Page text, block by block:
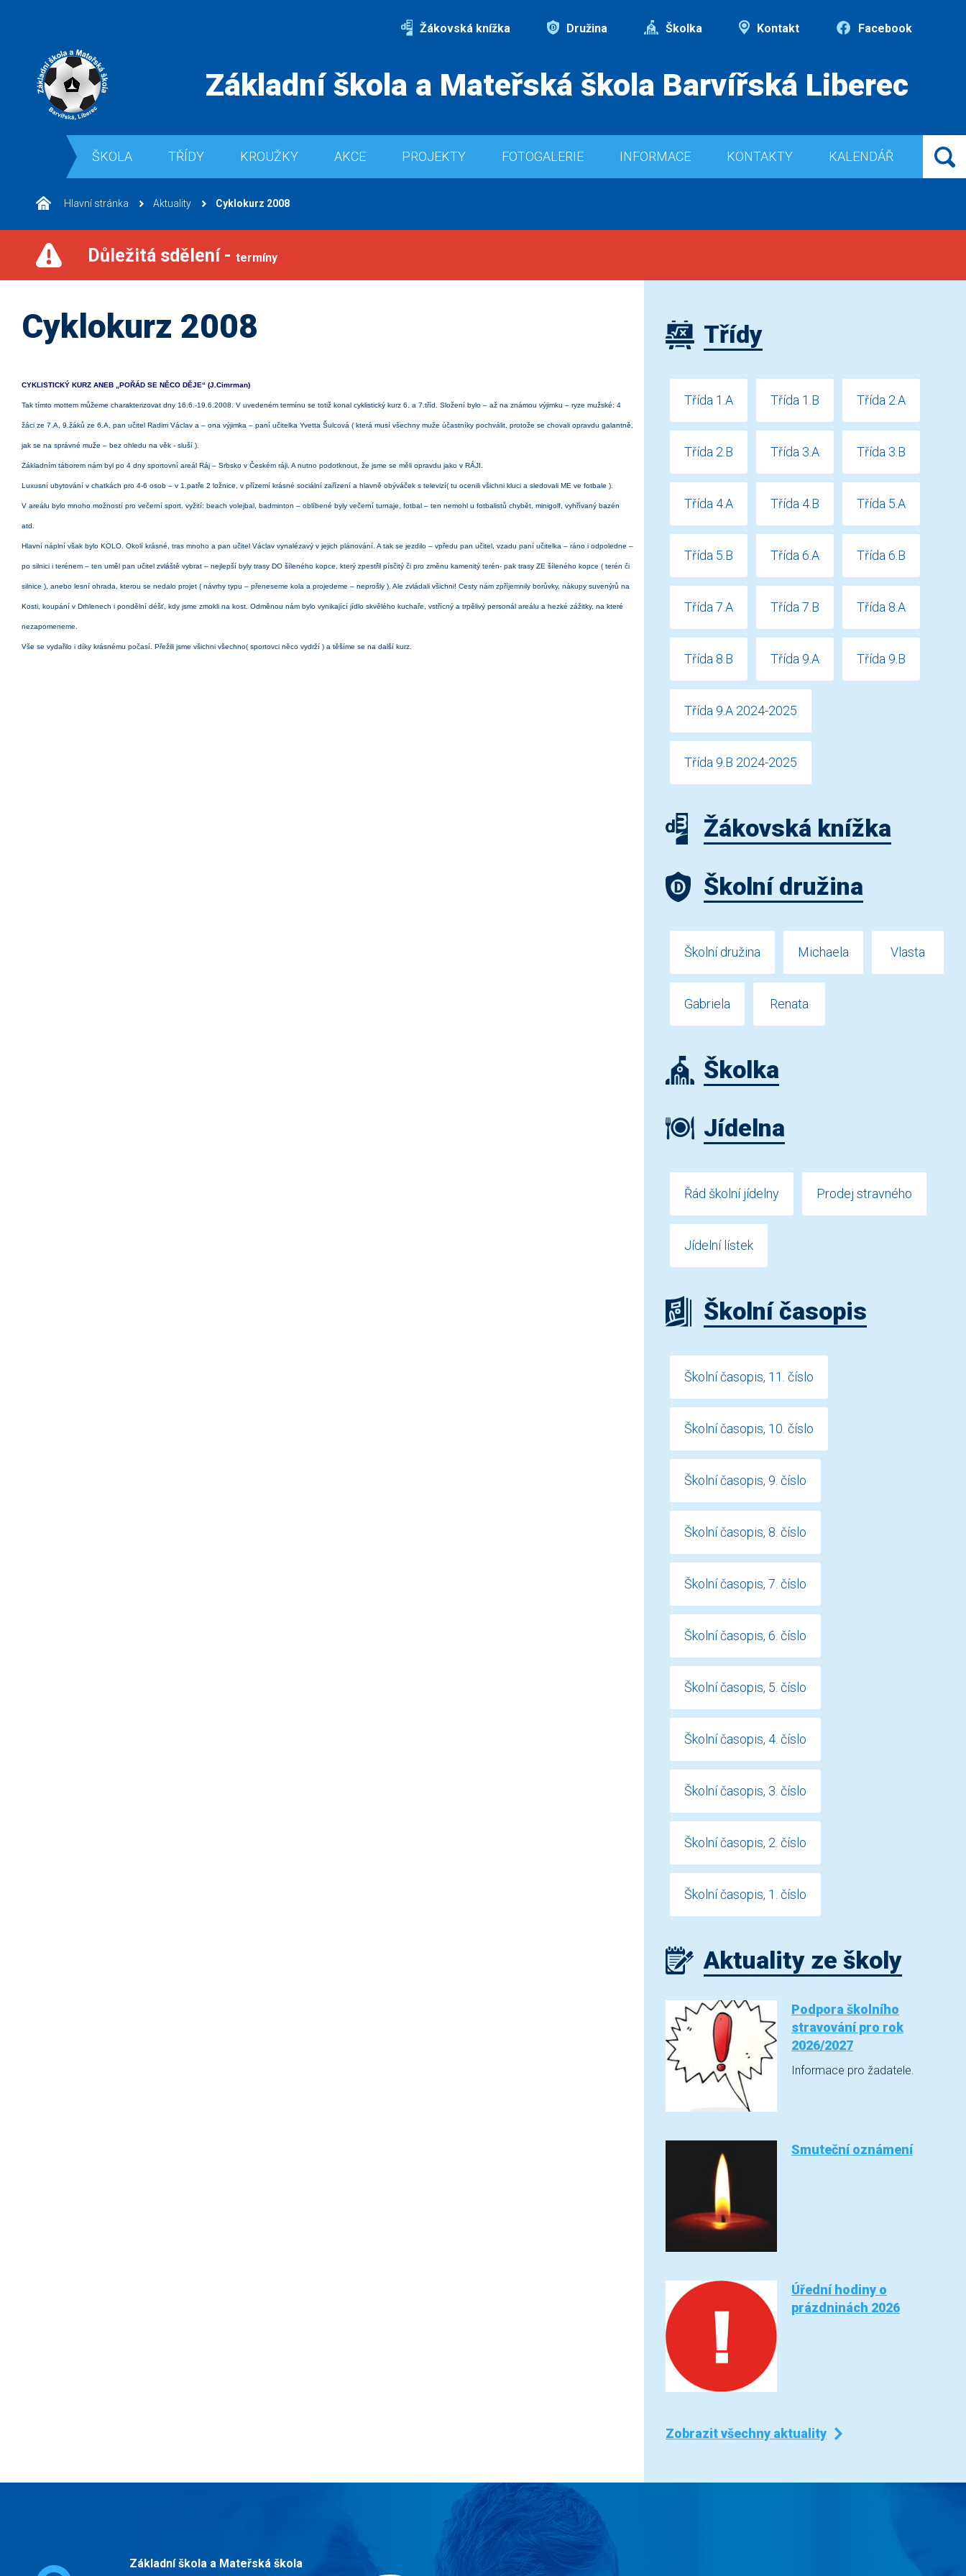
Žákovská knížka Družina Školka Kontakt Facebook
Základní škola a Mateřská škola Barvířská Liberec
ŠKOLA TŘÍDY KROUŽKY AKCE PROJEKTY FOTOGALERIE INFORMACE KONTAKTY KALENDÁŘ
Hlavní stránka Aktuality Cyklokurz 2008
Důležitá sdělení - termíny
Cyklokurz 2008
CYKLISTICKÝ KURZ ANEB „POŘÁD SE NĚCO DĚJE“ (J.Cimrman)
Tak tímto mottem můžeme charakterizovat dny 16.6.-19.6.2008. V uvedeném termínu se totiž konal cyklistický kurz 6. a 7.tříd. Složení bylo – až na známou výjimku – ryze mužské: 4
žáci ze 7.A, 9.žáků ze 6.A, pan učitel Radim Václav a – ona výjimka – paní učitelka Yvetta Šulcová ( která musí všechny muže účastníky pochválit, protože se chovali opravdu galantně,
jak se na správné muže – bez ohledu na věk - sluší ).
Základním táborem nám byl po 4 dny sportovní areál Ráj – Srbsko v Českém ráji. A nutno podotknout, že jsme se měli opravdu jako v RÁJI.
Luxusní ubytování v chatkách pro 4-6 osob – v 1.patře 2 ložnice, v přízemí krásné sociální zařízení a hlavně obýváček s televizí( tu ocenili všichni kluci a sledovali ME ve fotbale ).
V areálu bylo mnoho možností pro večerní sport. vyžití: beach volejbal, badminton – oblíbené byly večerní turnaje, fotbal – ten nemohl u fotbalistů chybět, minigolf, vyhřívaný bazén
atd.
Hlavní náplní však bylo KOLO. Okolí krásné, tras mnoho a pan učitel Václav vynalézavý v jejich plánování. A tak se jezdilo – vpředu pan učitel, vzadu paní učitelka – ráno i odpoledne –
po silnici i terénem – ten uměl pan učitel zvláště vybrat – nejlepší byly trasy DO šíleného kopce, který zpestřil písčitý či pro změnu kamenitý terén- pak trasy ZE šíleného kopce ( terén či
silnice ), anebo lesní ohrada, kterou se nedalo projet ( návrhy typu – přeneseme kola a projedeme – neprošly ). Ale zvládali všichni! Cesty nám zpříjemnily borůvky, nákupy suvenýrů na
Kosti, koupání v Drhlenech i pondělní déšť, kdy jsme zmokli na kost. Odměnou nám bylo vynikající jídlo skvělého kuchaře, vstřícný a trpělivý personál areálu a hezké zážitky, na které
nezapomeneme.
Vše se vydařilo i díky krásnému počasí. Přežili jsme všichni všechno( sportovci něco vydrží ) a těšíme se na další kurz.
Třídy
Třída 1.A Třída 1.B Třída 2.A
Třída 2.B Třída 3.A Třída 3.B
Třída 4.A Třída 4.B Třída 5.A
Třída 5.B Třída 6.A Třída 6.B
Třída 7.A Třída 7.B Třída 8.A
Třída 8.B Třída 9.A Třída 9.B
Třída 9.A 2024-2025
Třída 9.B 2024-2025
Žákovská knížka
Školní družina
Školní družina Michaela Vlasta
Gabriela Renata
Školka
Jídelna
Řád školní jídelny Prodej stravného
Jídelní lístek
Školní časopis
Školní časopis, 11. číslo
Školní časopis, 10. číslo
Školní časopis, 9. číslo
Školní časopis, 8. číslo
Školní časopis, 7. číslo
Školní časopis, 6. číslo
Školní časopis, 5. číslo
Školní časopis, 4. číslo
Školní časopis, 3. číslo
Školní časopis, 2. číslo
Školní časopis, 1. číslo
Aktuality ze školy
Podpora školního
stravování pro rok
2026/2027
Informace pro žadatele.
Smuteční oznámení
Úřední hodiny o
prázdninách 2026
Zobrazit všechny aktuality
Základní škola a Mateřská škola